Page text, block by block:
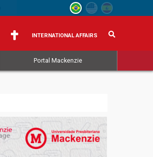
INTERNATIONAL AFFAIRS
Portal Mackenzie